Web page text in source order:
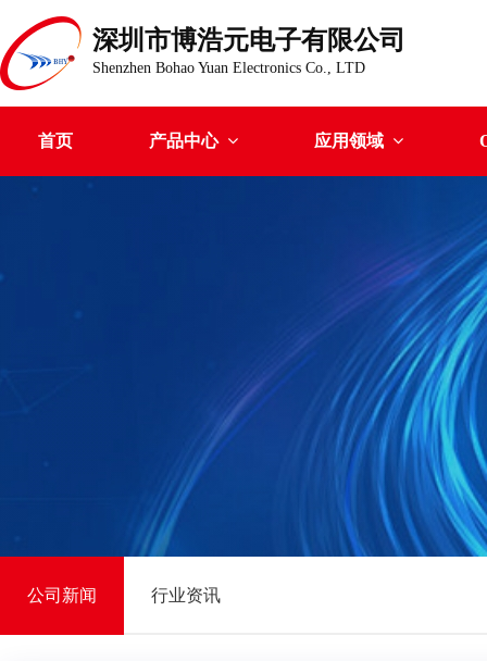
深圳市博浩元电子有限公司
Shenzhen Bohao Yuan Electronics Co., LTD
首页 产品中心 应用领域
公司新闻 行业资讯